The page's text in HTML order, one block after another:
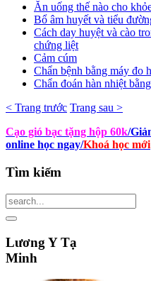
Ăn uống thế nào cho
Bổ âm huyết và tiểu
Cách day huyệt và cào
chứng liệt
Cảm cúm
Chẩn bệnh bằng máy đo
Chẩn đoán hàn nhiệt
< Trang trước Trang sau >
Cạo gió bạc tặng hộp 60k/
online học ngay/Khoá học mới
Tìm kiếm
Lương Y Tạ
Minh